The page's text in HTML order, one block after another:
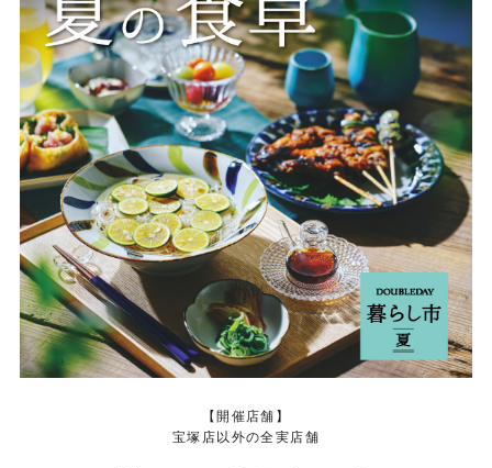
【開催店舗】
宝塚店以外の全実店舗